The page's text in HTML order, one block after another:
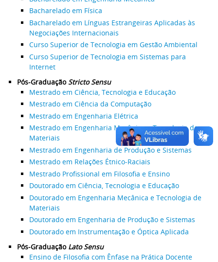
Bacharelado em Física
Bacharelado em Línguas Estrangeiras Aplicadas às
Negociações Internacionais
Curso Superior de Tecnologia em Gestão Ambiental
Curso Superior de Tecnologia em Sistemas para
Internet
Pós-Graduação Stricto Sensu
Mestrado em Ciência, Tecnologia e Educação
Mestrado em Ciência da Computação
Mestrado em Engenharia Elétrica
Mestrado em Engenharia Mecânica e Tecnologia de
Materiais
Mestrado em Engenharia de Produção e Sistemas
Mestrado em Relações Étnico-Raciais
Mestrado Profissional em Filosofia e Ensino
Doutorado em Ciência, Tecnologia e Educação
Doutorado em Engenharia Mecânica e Tecnologia de
Materiais
Doutorado em Engenharia de Produção e Sistemas
Doutorado em Instrumentação e Óptica Aplicada
Pós-Graduação Lato Sensu
Ensino de Filosofia com Ênfase na Prática Docente